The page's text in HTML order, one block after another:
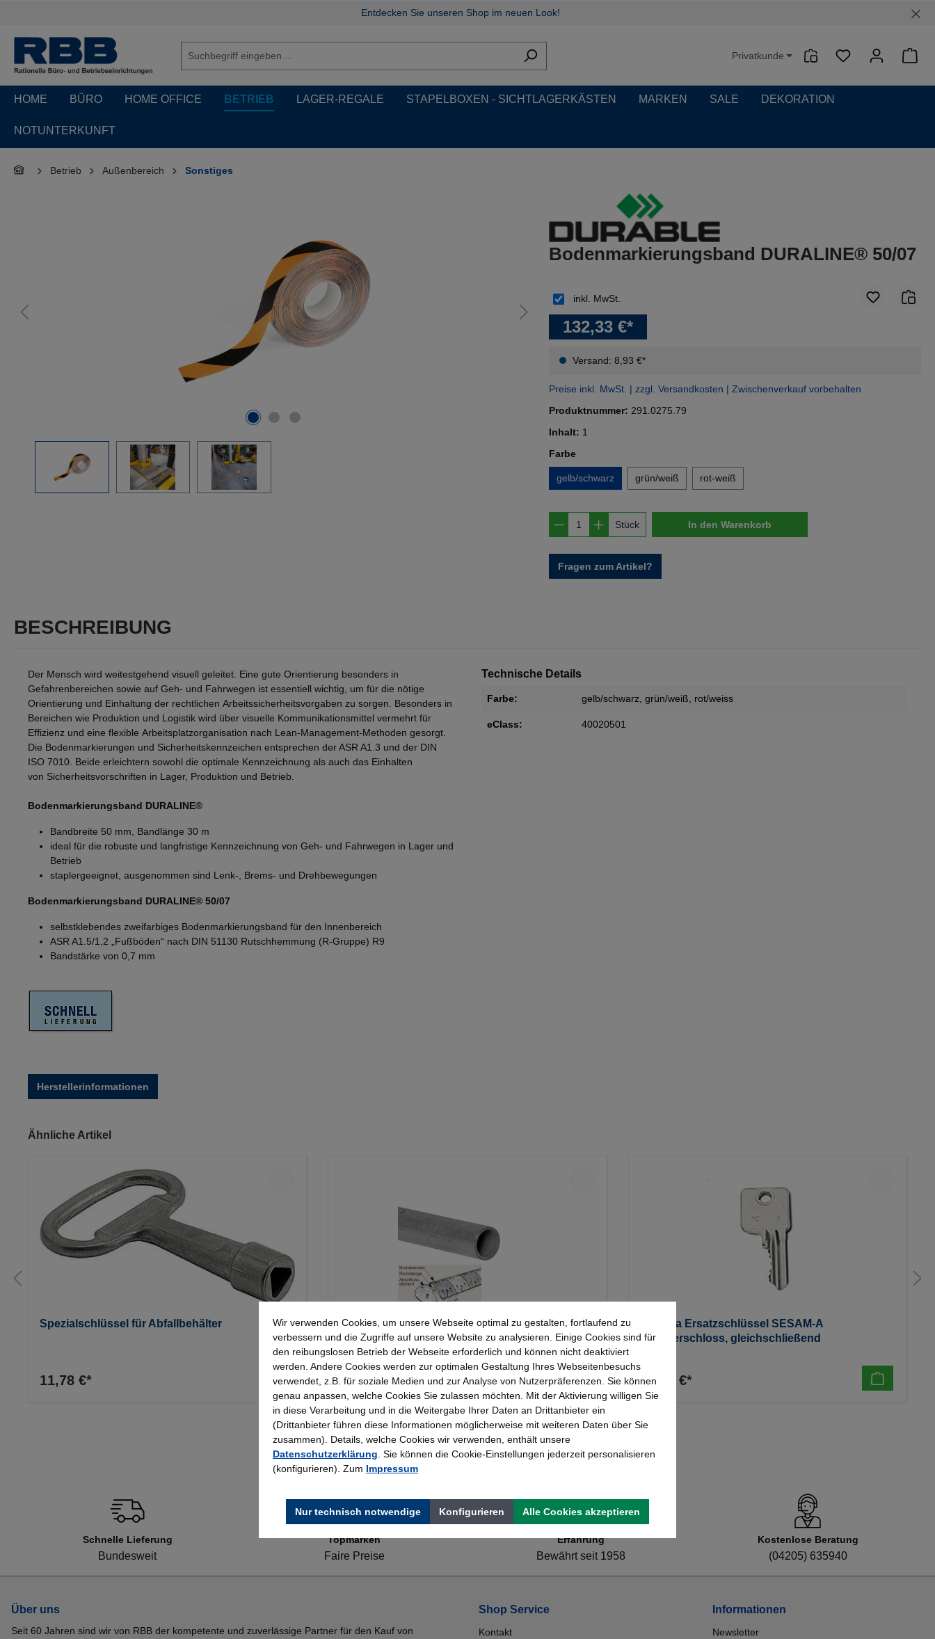
Entdecken Sie unseren Shop im neuen Look!
Privatkunde
HOME BÜRO HOME OFFICE BETRIEB LAGER-REGALE STAPELBOXEN - SICHTLAGERKÄSTEN MARKEN SALE DEKORATION
NOTUNTERKUNFT
Betrieb Außenbereich Sonstiges
Bodenmarkierungsband DURALINE® 50/07
132,33 €*
Versand: 8,93 €*
inkl. MwSt.
Preise inkl. MwSt. | zzgl. Versandkosten | Zwischenverkauf vorbehalten
Produktnummer: 291.0275.79
Inhalt: 1
Farbeauswählen
gelb/schwarz grün/weiß rot-weiß
Produkt Anzahl: Gib den gewünschten Wert ein
Stück In den Warenkorb
Fragen zum Artikel?
BESCHREIBUNG
Der Mensch wird weitestgehend visuell geleitet. Eine gute Orientierung besonders in
Gefahrenbereichen sowie auf Geh- und Fahrwegen ist essentiell wichtig, um für die nötige
Orientierung und Einhaltung der rechtlichen Arbeitssicherheitsvorgaben zu sorgen. Besonders in
Bereichen wie Produktion und Logistik wird über visuelle Kommunikationsmittel vermehrt für
Effizienz und eine flexible Arbeitsplatzorganisation nach Lean-Management-Methoden gesorgt.
Die Bodenmarkierungen und Sicherheitskennzeichen entsprechen der ASR A1.3 und der DIN
ISO 7010. Beide erleichtern sowohl die optimale Kennzeichnung als auch das Einhalten
von Sicherheitsvorschriften in Lager, Produktion und Betrieb.
Bodenmarkierungsband DURALINE®
Bandbreite 50 mm, Bandlänge 30 m
ideal für die robuste und langfristige Kennzeichnung von Geh- und Fahrwegen in Lager und
Betrieb
staplergeeignet, ausgenommen sind Lenk-, Brems- und Drehbewegungen
Bodenmarkierungsband DURALINE® 50/07
selbstklebendes zweifarbiges Bodenmarkierungsband für den Innenbereich
ASR A1.5/1,2 „Fußböden“ nach DIN 51130 Rutschhemmung (R-Gruppe) R9
Bandstärke von 0,7 mm
Technische Details
Farbe: gelb/schwarz, grün/weiß, rot/weiss
eClass: 40020501
Herstellerinformationen
Produktgalerie überspringen
Ähnliche Artikel
Spezialschlüssel für Abfallbehälter
11,78 €*
Moravia Richtstange Feuerverzinkt |
Richtstange je angefangenen Meter
24,16 €*
Moravia Ersatzschlüssel SESAM-A
Zylinderschloss, gleichschließend
21,06 €*
Schnelle Lieferung
Bundesweit
Topmarken
Faire Preise
Erfahrung
Bewährt seit 1958
Kostenlose Beratung
(04205) 635940
Über uns
Seit 60 Jahren sind wir von RBB der kompetente und zuverlässige Partner für den Kauf von
Shop Service
Kontakt
Informationen
Newsletter
Wir verwenden Cookies, um unsere Webseite optimal zu gestalten, fortlaufend zu
verbessern und die Zugriffe auf unsere Website zu analysieren. Einige Cookies sind für
den reibungslosen Betrieb der Webseite erforderlich und können nicht deaktiviert
werden. Andere Cookies werden zur optimalen Gestaltung Ihres Webseitenbesuchs
verwendet, z.B. für soziale Medien und zur Analyse von Nutzerpräferenzen. Sie können
genau anpassen, welche Cookies Sie zulassen möchten. Mit der Aktivierung willigen Sie
in diese Verarbeitung und in die Weitergabe Ihrer Daten an Drittanbieter ein
(Drittanbieter führen diese Informationen möglicherweise mit weiteren Daten über Sie
zusammen). Details, welche Cookies wir verwenden, enthält unsere
Datenschutzerklärung . Sie können die Cookie-Einstellungen jederzeit personalisieren
(konfigurieren). Zum Impressum
Nur technisch notwendige Konfigurieren Alle Cookies akzeptieren